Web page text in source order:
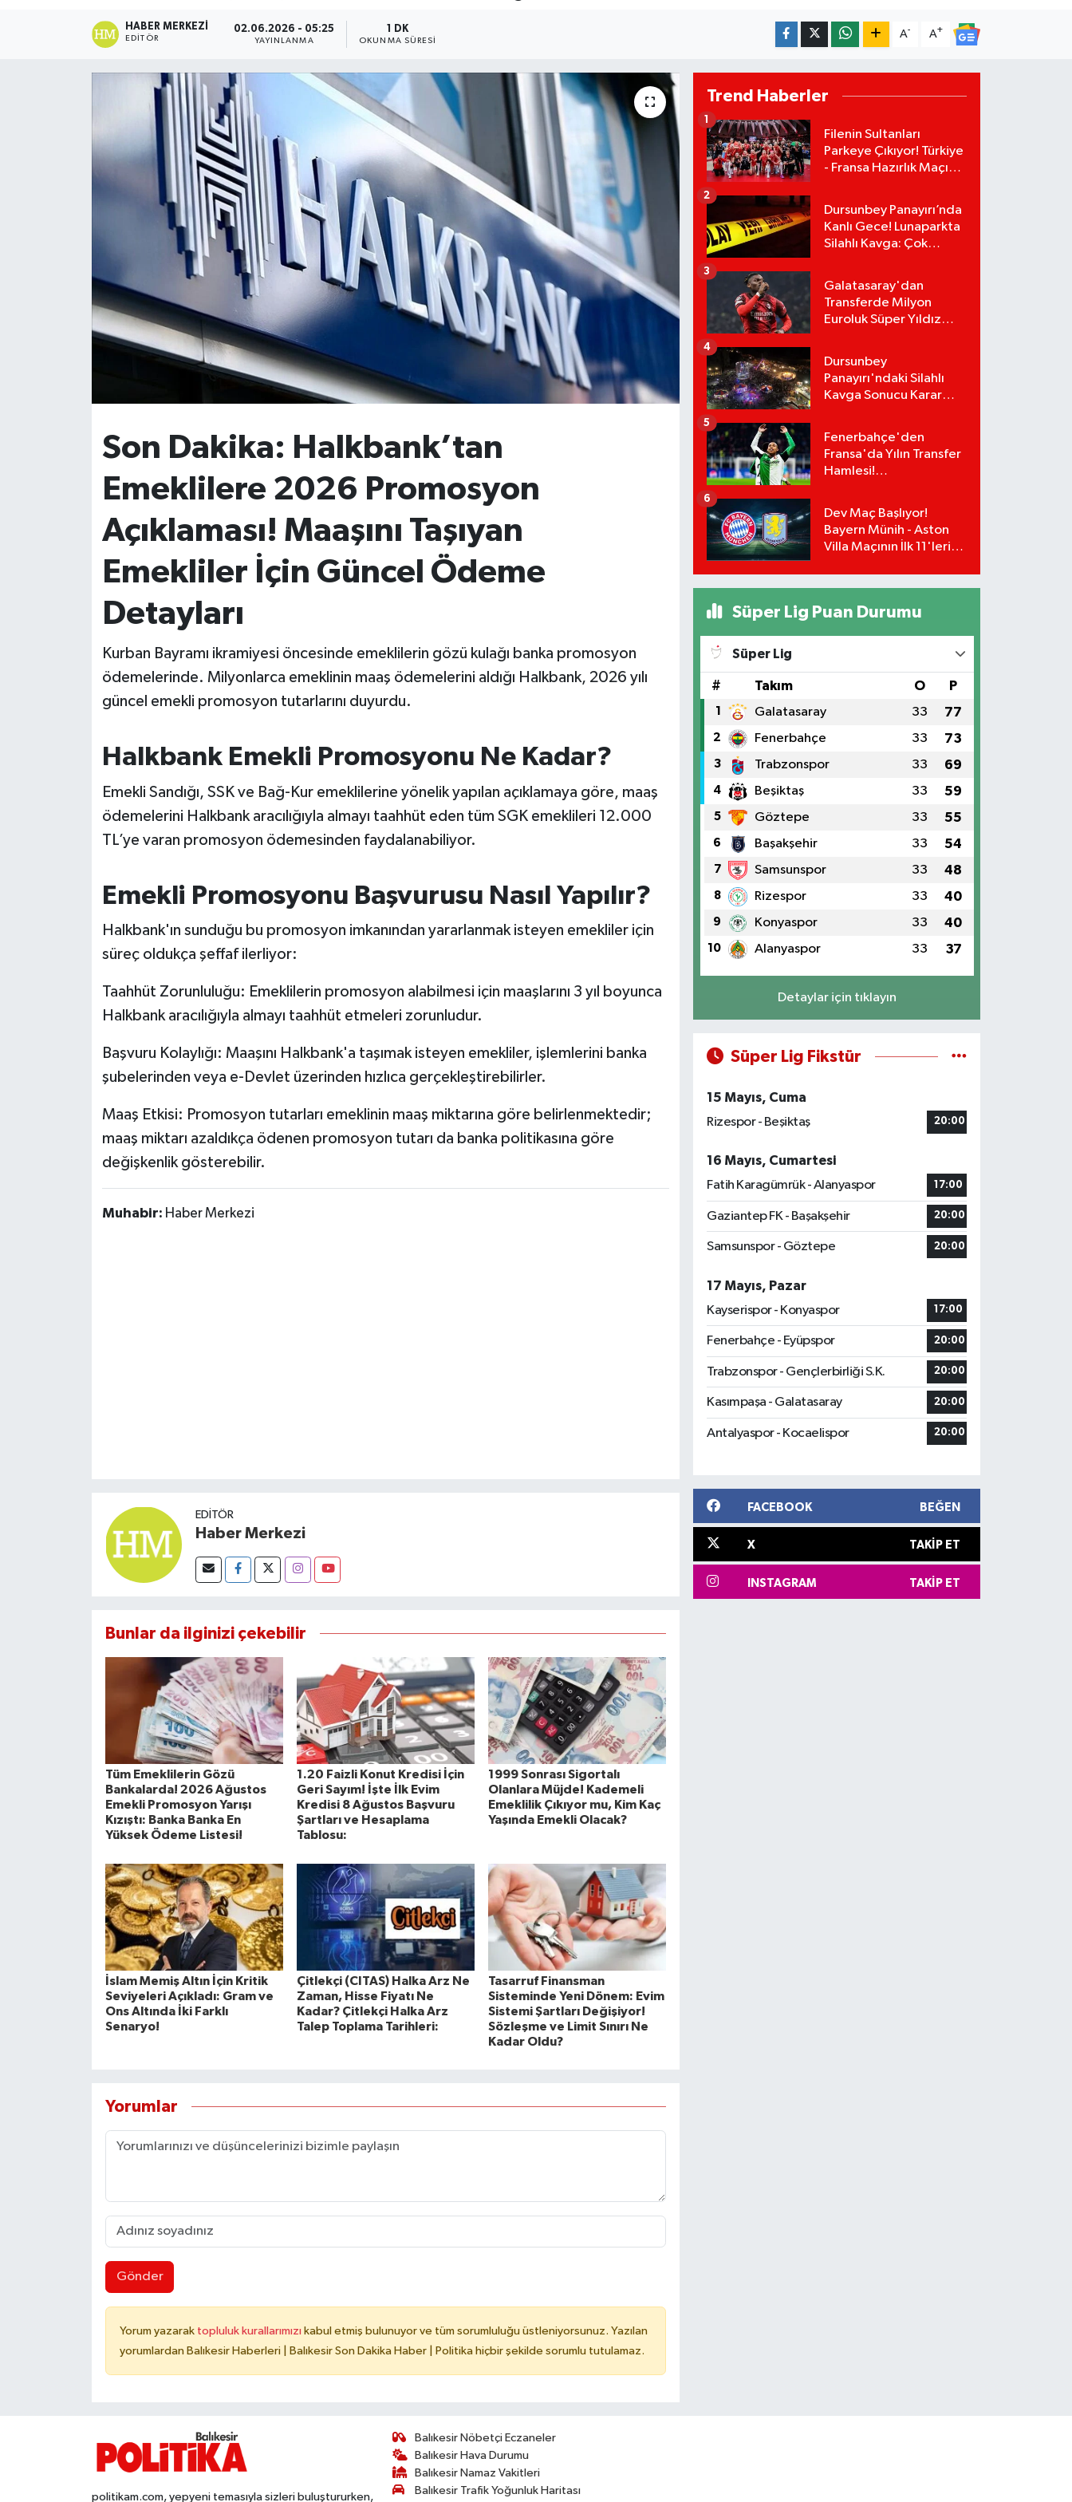
HABER MERKEZI
EDITÖR
02.06.2026 - 05:25
YAYINLANMA
1 DK
OKUNMA SÜRESI
A- A+
Son Dakika: Halkbank’tan
Emeklilere 2026 Promosyon
Açıklaması! Maaşını Taşıyan
Emekliler İçin Güncel Ödeme
Detayları
Kurban Bayramı ikramiyesi öncesinde emeklilerin gözü kulağı banka promosyon
ödemelerinde. Milyonlarca emeklinin maaş ödemelerini aldığı Halkbank, 2026 yılı
güncel emekli promosyon tutarlarını duyurdu.
Halkbank Emekli Promosyonu Ne Kadar?
Emekli Sandığı, SSK ve Bağ-Kur emeklilerine yönelik yapılan açıklamaya göre, maaş
ödemelerini Halkbank aracılığıyla almayı taahhüt eden tüm SGK emeklileri 12.000
TL’ye varan promosyon ödemesinden faydalanabiliyor.
Emekli Promosyonu Başvurusu Nasıl Yapılır?
Halkbank'ın sunduğu bu promosyon imkanından yararlanmak isteyen emekliler için
süreç oldukça şeffaf ilerliyor:
Taahhüt Zorunluluğu: Emeklilerin promosyon alabilmesi için maaşlarını 3 yıl boyunca
Halkbank aracılığıyla almayı taahhüt etmeleri zorunludur.
Başvuru Kolaylığı: Maaşını Halkbank'a taşımak isteyen emekliler, işlemlerini banka
şubelerinden veya e-Devlet üzerinden hızlıca gerçekleştirebilirler.
Maaş Etkisi: Promosyon tutarları emeklinin maaş miktarına göre belirlenmektedir;
maaş miktarı azaldıkça ödenen promosyon tutarı da banka politikasına göre
değişkenlik gösterebilir.
Muhabir: Haber Merkezi
EDITÖR
Haber Merkezi
Bunlar da ilginizi çekebilir
Tüm Emeklilerin Gözü
Bankalarda! 2026 Ağustos
Emekli Promosyon Yarışı
Kızıştı: Banka Banka En
Yüksek Ödeme Listesi!
1.20 Faizli Konut Kredisi İçin
Geri Sayım! İşte İlk Evim
Kredisi 8 Ağustos Başvuru
Şartları ve Hesaplama
Tablosu:
1999 Sonrası Sigortalı
Olanlara Müjde! Kademeli
Emeklilik Çıkıyor mu, Kim Kaç
Yaşında Emekli Olacak?
İslam Memiş Altın İçin Kritik
Seviyeleri Açıkladı: Gram ve
Ons Altında İki Farklı
Senaryo!
Çitlekçi (CITAS) Halka Arz Ne
Zaman, Hisse Fiyatı Ne
Kadar? Çitlekçi Halka Arz
Talep Toplama Tarihleri:
Tasarruf Finansman
Sisteminde Yeni Dönem: Evim
Sistemi Şartları Değişiyor!
Sözleşme ve Limit Sınırı Ne
Kadar Oldu?
Yorumlar
Gönder
Yorum yazarak topluluk kurallarımızı kabul etmiş bulunuyor ve tüm sorumluluğu üstleniyorsunuz. Yazılan
yorumlardan Balıkesir Haberleri | Balıkesir Son Dakika Haber | Politika hiçbir şekilde sorumlu tutulamaz.
Trend Haberler
Filenin Sultanları
Parkeye Çıkıyor! Türkiye
- Fransa Hazırlık Maçı
1
Dursunbey Panayırı’nda
Kanlı Gece! Lunaparkta
Silahlı Kavga: Çok
2
Galatasaray'dan
Transferde Milyon
Euroluk Süper Yıldız
İmzalar An Meselesi!
3
Dursunbey
Panayırı'ndaki Silahlı
Kavga Sonucu Karar
4
Fenerbahçe'den
Fransa'da Yılın Transfer
Hamlesi!
Düğmeye Basıldı!
5
Dev Maç Başlıyor!
Bayern Münih - Aston
Villa Maçının İlk 11'leri
6
Süper Lig Puan Durumu
Süper Lig
# Takım O P
1 Galatasaray 33 77
2 Fenerbahçe 33 73
3 Trabzonspor 33 69
4 Beşiktaş 33 59
5 Göztepe 33 55
6 Başakşehir 33 54
7 Samsunspor 33 48
8 Rizespor 33 40
9 Konyaspor 33 40
10 Alanyaspor 33 37
Detaylar için tıklayın
Süper Lig Fikstür
15 Mayıs, Cuma
Rizespor - Beşiktaş
20:00
16 Mayıs, Cumartesi
Fatih Karagümrük - Alanyaspor
17:00
Gaziantep FK - Başakşehir 20:00
Samsunspor - Göztepe 20:00
17 Mayıs, Pazar
Kayserispor - Konyaspor
17:00
Fenerbahçe - Eyüpspor 20:00
Trabzonspor - Gençlerbirliği S.K. 20:00
Kasımpaşa - Galatasaray 20:00
Antalyaspor - Kocaelispor 20:00
FACEBOOK BEĞEN
X TAKIP ET
INSTAGRAM TAKIP ET
politikam.com, yepyeni temasıyla sizleri buluştururken,
Balıkesir Nöbetçi Eczaneler
Balıkesir Hava Durumu
Balıkesir Namaz Vakitleri
Balıkesir Trafik Yoğunluk Haritası
KENT GÜNDEMİ
KÜLTÜR-SANAT
MAGAZİN
Resmi İlanlar
Savaştepe
SEYAHAT
SÜRMANŞET
TEKNOLOJİ